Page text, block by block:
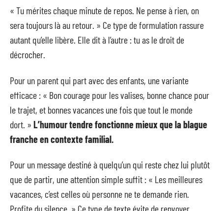
« Tu mérites chaque minute de repos. Ne pense à rien, on
sera toujours là au retour. » Ce type de formulation rassure
autant qu’elle libère. Elle dit à l’autre : tu as le droit de
décrocher.
Pour un parent qui part avec des enfants, une variante
efficace : « Bon courage pour les valises, bonne chance pour
le trajet, et bonnes vacances une fois que tout le monde
dort. » L’humour tendre fonctionne mieux que la blague
franche en contexte familial.
Pour un message destiné à quelqu’un qui reste chez lui plutôt
que de partir, une attention simple suffit : « Les meilleures
vacances, c’est celles où personne ne te demande rien.
Profite du silence. » Ce type de texte évite de renvoyer